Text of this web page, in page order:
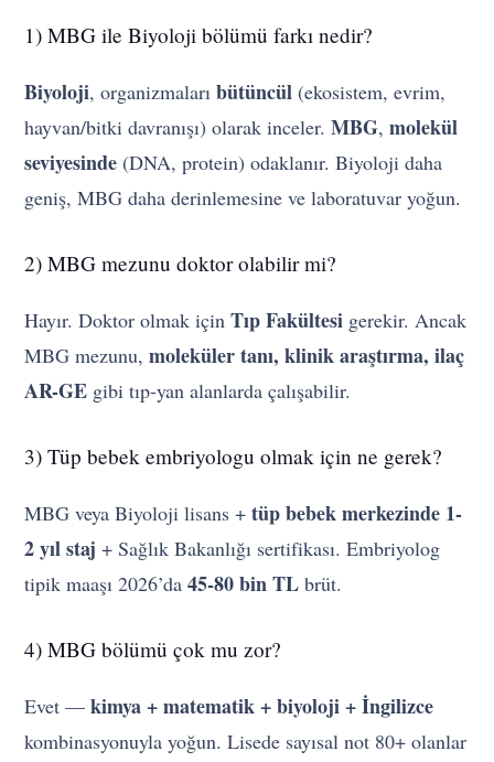
1) MBG ile Biyoloji bölümü farkı nedir?
Biyoloji, organizmalarıbütüncül (ekosistem, evrim,
hayvan/bitki davranışı) olarak inceler.MBG,molekül
seviyesinde (DNA, protein) odaklanır. Biyoloji daha
geniş, MBG daha derinlemesine ve laboratuvar yoğun.
2) MBG mezunu doktor olabilir mi?
Hayır. Doktor olmak içinTıp Fakültesi gerekir. Ancak
MBG mezunu,moleküler tanı, klinik araştırma, ilaç
AR-GE gibi tıp-yan alanlarda çalışabilir.
3) Tüp bebek embriyologu olmak için ne gerek?
MBG veya Biyoloji lisans +tüp bebek merkezinde 1-
2 yıl staj + Sağlık Bakanlığı sertifikası. Embriyolog
tipik maaşı 2026’da45-80 bin TL brüt.
4) MBG bölümü çok mu zor?
Evet —kimya + matematik + biyoloji + İngilizce
kombinasyonuyla yoğun. Lisede sayısal not 80+ olanlar